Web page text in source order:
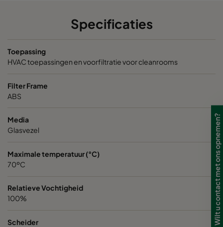
Specificaties
Toepassing
HVAC toepassingen en voorfiltratie voor cleanrooms
Filter Frame
ABS
Media
Glasvezel
Maximale temperatuur (°C)
70ºC
Relatieve Vochtigheid
100%
Scheider
Wilt u contact met ons opnemen?